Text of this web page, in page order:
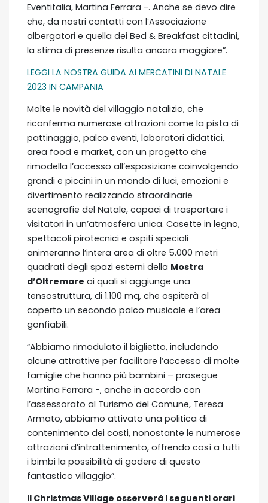
Eventitalia, Martina Ferrara -. Anche se devo dire
che, da nostri contatti con l’Associazione
albergatori e quella dei Bed & Breakfast cittadini,
la stima di presenze risulta ancora maggiore”.
LEGGI LA NOSTRA GUIDA AI MERCATINI DI NATALE
2023 IN CAMPANIA
Molte le novità del villaggio natalizio, che
riconferma numerose attrazioni come la pista di
pattinaggio, palco eventi, laboratori didattici,
area food e market, con un progetto che
rimodella l’accesso all’esposizione coinvolgendo
grandi e piccini in un mondo di luci, emozioni e
divertimento realizzando straordinarie
scenografie del Natale, capaci di trasportare i
visitatori in un’atmosfera unica. Casette in legno,
spettacoli pirotecnici e ospiti speciali
animeranno l’intera area di oltre 5.000 metri
quadrati degli spazi esterni della Mostra
d’Oltremare ai quali si aggiunge una
tensostruttura, di 1.100 mq, che ospiterà al
coperto un secondo palco musicale e l’area
gonfiabili.
“Abbiamo rimodulato il biglietto, includendo
alcune attrattive per facilitare l’accesso di molte
famiglie che hanno più bambini – prosegue
Martina Ferrara -, anche in accordo con
l’assessorato al Turismo del Comune, Teresa
Armato, abbiamo attivato una politica di
contenimento dei costi, nonostante le numerose
attrazioni d’intrattenimento, offrendo così a tutti
i bimbi la possibilità di godere di questo
fantastico villaggio”.
Il Christmas Village osserverà i seguenti orari